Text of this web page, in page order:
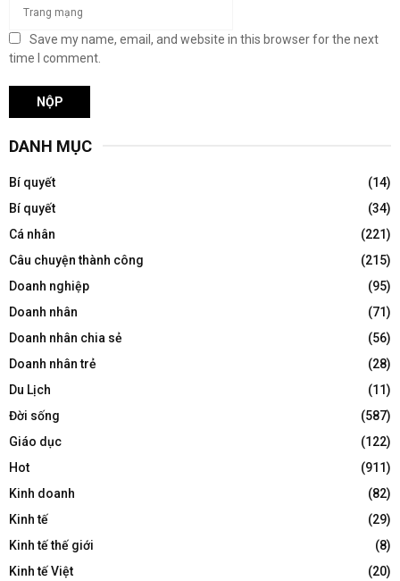
Save my name, email, and website in this browser for the next
time I comment.
DANH MỤC
Bí quyết
(14)
Bí quyết
(34)
Cá nhân
(221)
Câu chuyện thành công
(215)
Doanh nghiệp
(95)
Doanh nhân
(71)
Doanh nhân chia sẻ
(56)
Doanh nhân trẻ
(28)
Du Lịch
(11)
Đời sống
(587)
Giáo dục
(122)
Hot
(911)
Kinh doanh
(82)
Kinh tế
(29)
Kinh tế thế giới
(8)
Kinh tế Việt
(20)